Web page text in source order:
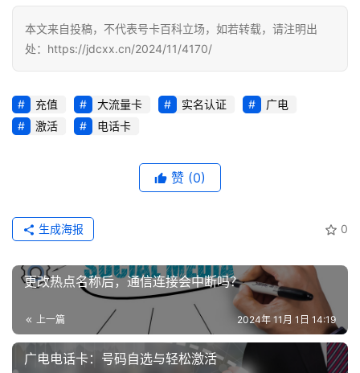
本文来自投稿，不代表号卡百科立场，如若转载，请注明出
处：https://jdcxx.cn/2024/11/4170/
充值 大流量卡 实名认证
广电
激活
电话卡
赞 (0)
0
生成海报
更改热点名称后，通信连接会中断吗？
上一篇 2024年 11月 1日 14:19
广电电话卡：号码自选与轻松激活